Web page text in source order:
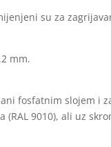
su za
mm.
fosfatnim slojem i
9010), ali uz